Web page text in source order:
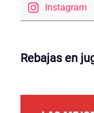
Instagram
Rebajas en